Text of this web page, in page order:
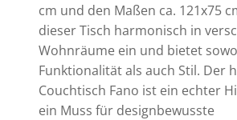
cm und den Maßen ca. 121x75
dieser Tisch harmonisch in
Wohnräume ein und bietet
Funktionalität als auch Stil. Der
Couchtisch Fano ist ein echter
ein Muss für designbewusste